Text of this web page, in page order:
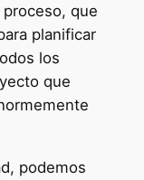
que
planificar
los
que
podemos